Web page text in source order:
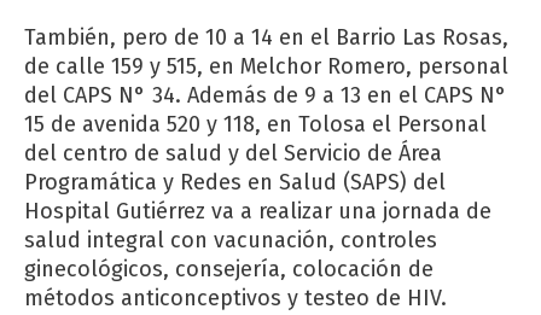
También, pero de 10 a 14 en el Barrio Las Rosas,
de calle 159 y 515, en Melchor Romero, personal
del CAPS N° 34. Además de 9 a 13 en el CAPS N°
15 de avenida 520 y 118, en Tolosa el Personal
del centro de salud y del Servicio de Área
Programática y Redes en Salud (SAPS) del
Hospital Gutiérrez va a realizar una jornada de
salud integral con vacunación, controles
ginecológicos, consejería, colocación de
métodos anticonceptivos y testeo de HIV.